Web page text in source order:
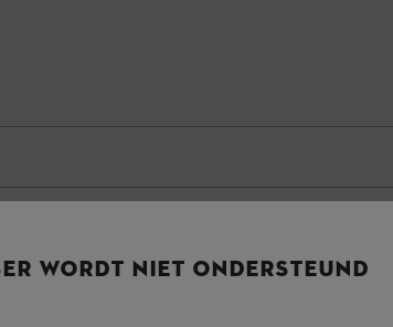
WORDT NIET ONDERSTEUND